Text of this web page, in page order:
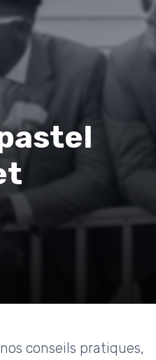
conseils pratiques,